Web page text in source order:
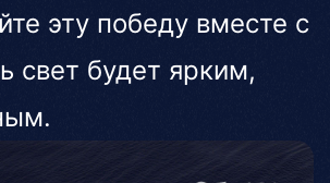
эту победу вместе с
свет будет ярким,